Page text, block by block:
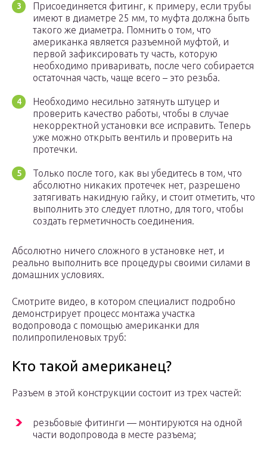
Присоединяется фитинг, к примеру, если трубы
имеют в диаметре 25 мм, то муфта должна быть
такого же диаметра. Помнить о том, что
американка является разъемной муфтой, и
первой зафиксировать ту часть, которую
необходимо приваривать, после чего собирается
остаточная часть, чаще всего – это резьба.
Необходимо несильно затянуть штуцер и
проверить качество работы, чтобы в случае
некорректной установки все исправить. Теперь
уже можно открыть вентиль и проверить на
протечки.
Только после того, как вы убедитесь в том, что
абсолютно никаких протечек нет, разрешено
затягивать накидную гайку, и стоит отметить, что
выполнить это следует плотно, для того, чтобы
создать герметичность соединения.
Абсолютно ничего сложного в установке нет, и
реально выполнить все процедуры своими силами в
домашних условиях.
Смотрите видео, в котором специалист подробно
демонстрирует процесс монтажа участка
водопровода с помощью американки для
полипропиленовых труб:
Кто такой американец?
Разъем в этой конструкции состоит из трех частей:
резьбовые фитинги — монтируются на одной
части водопровода в месте разъема;